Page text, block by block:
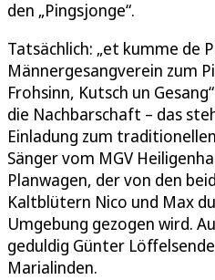
den „Pingsjonge“.
Tatsächlich: „et kumme de
Männergesangverein zum
Frohsinn, Kutsch un
die Nachbarschaft – das
Einladung zum traditionellen
Sänger vom MGV
Planwagen, der von den
Kaltblütern Nico und Max
Umgebung gezogen wird.
geduldig Günter
Marialinden.